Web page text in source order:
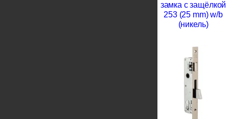
замка с защёлкой
253 (25 mm) w/b
(никель)